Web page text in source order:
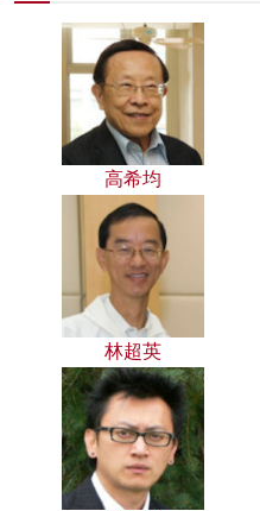
高希均
林超英